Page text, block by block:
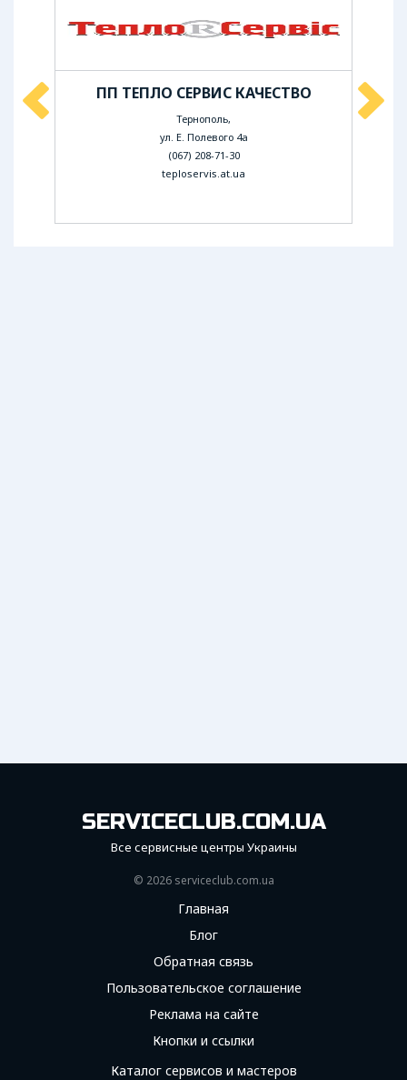
ПП ТЕПЛО СЕРВИС КАЧЕСТВО
Тернополь,
ул. Е. Полевого 4а
(067) 208-71-30
teploservis.at.ua
SERVICECLUB.COM.UA
Все сервисные центры Украины
© 2026 serviceсlub.com.ua
Главная
Блог
Обратная связь
Пользовательское соглашение
Реклама на сайте
Кнопки и ссылки
Каталог сервисов и мастеров